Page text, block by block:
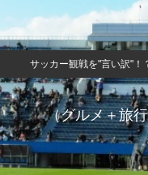
サッカー観戦を"言い訳"！
（グルメ＋旅